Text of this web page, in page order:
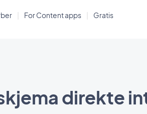
For Content apps Gratis
direkte